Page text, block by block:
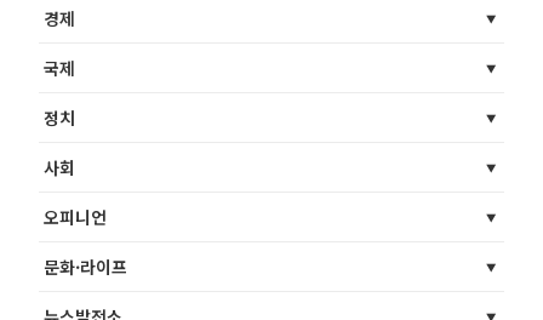
경제
국제
정치
사회
오피니언
문화·라이프